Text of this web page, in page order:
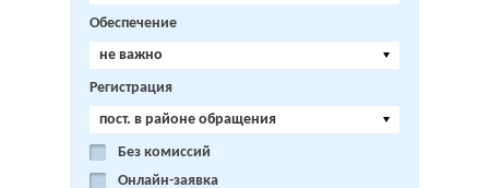
Обеспечение
не важно
Регистрация
пост. в районе обращения
Без комиссий
Онлайн-заявка